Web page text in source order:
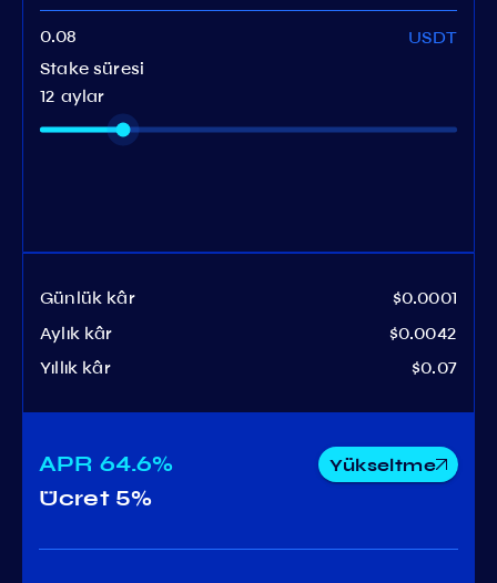
USDT
Stake süresi
12 aylar
Günlük kâr
$0.0001
Aylık kâr
$0.0042
Yıllık kâr
$0.07
APR 64.6% Yükseltme
Ücret5%